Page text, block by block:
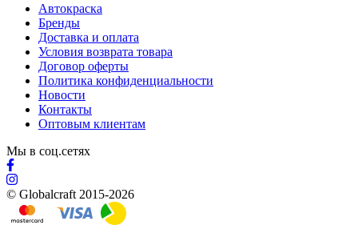
Автокраска
Бренды
Доставка и оплата
Условия возврата товара
Договор оферты
Политика конфиденциальности
Новости
Контакты
Оптовым клиентам
Мы в соц.сетях
© Globalcraft 2015-2026